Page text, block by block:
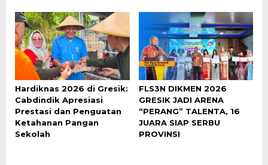
Hardiknas 2026 di Gresik:
Cabdindik Apresiasi
Prestasi dan Penguatan
Ketahanan Pangan
Sekolah
FLS3N DIKMEN 2026
GRESIK JADI ARENA
“PERANG” TALENTA, 16
JUARA SIAP SERBU
PROVINSI